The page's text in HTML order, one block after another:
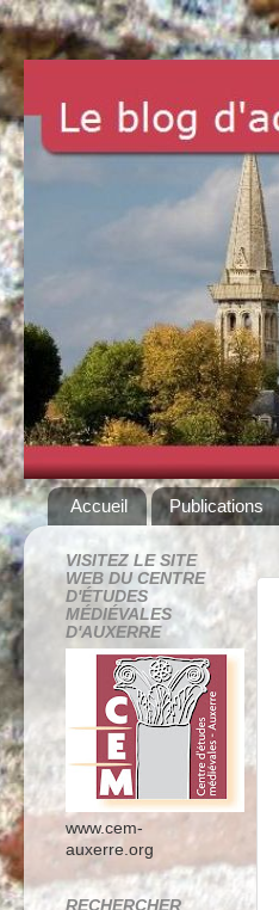
Accueil Publications
VISITEZ LE SITE
WEB DU CENTRE
D'ÉTUDES
MÉDIÉVALES
D'AUXERRE
www.cem-
auxerre.org
RECHERCHER